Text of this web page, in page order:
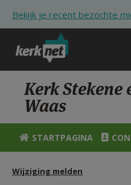
Bekijk je recent bezochte
KERK
VIERINGEN
Kerk Stekene
Waas
STARTPAGINA
Wijziging melden